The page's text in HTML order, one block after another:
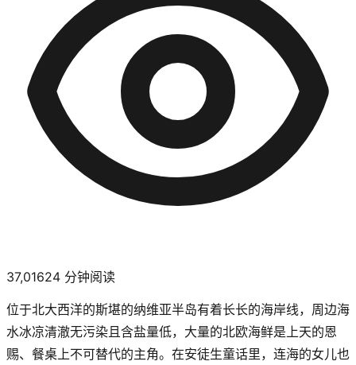
37,01624 分钟阅读
位于北大西洋的斯堪的纳维亚半岛有着长长的海岸线，周边海
水冰凉清澈无污染且含盐量低，大量的北欧海鲜是上天的恩
赐、餐桌上不可替代的主角。在安徒生童话里，连海的女儿也